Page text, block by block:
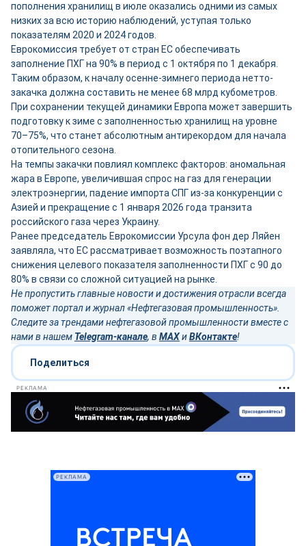
пополнения хранилищ в июле оказались одними из самых
низких за всю историю наблюдений, уступая только
показателям 2020 и 2024 годов.
Еврокомиссия требует от стран ЕС обеспечивать
заполнение ПХГ на 90% в период с 1 октября по 1 декабря.
Таким образом, к началу осенне-зимнего периода нетто-
закачка должна составить не менее 68 млрд кубометров.
При сохранении текущей динамики Европа может завершить
подготовку к зиме с заполненностью хранилищ на уровне
70–75%, что станет абсолютным антирекордом для начала
отопительного сезона.
На темпы закачки повлиял комплекс факторов: аномальная
жара в Европе, увеличившая спрос на газ для генерации
электроэнергии, падение импорта СПГ из-за конкуренции с
Азией и прекращение с 1 января 2026 года транзита
российского газа через Украину.
Ранее председатель Еврокомиссии Урсула фон дер Ляйен
заявляла, что ЕС рассматривает возможность поэтапного
снижения целевого показателя заполненности ПХГ с 90 до
80% в связи со сложной ситуацией на рынке.
Не пропустить главные новости и достижения отрасли всегда
поможет портал и журнал «Нефтегазовая промышленность».
Следите за трендами нефтегазовой промышленности вместе с
нами в нашем Telegram-канале, в MAXиВКонтакте!
Поделиться
РЕКЛАМА
РЕКЛАМА